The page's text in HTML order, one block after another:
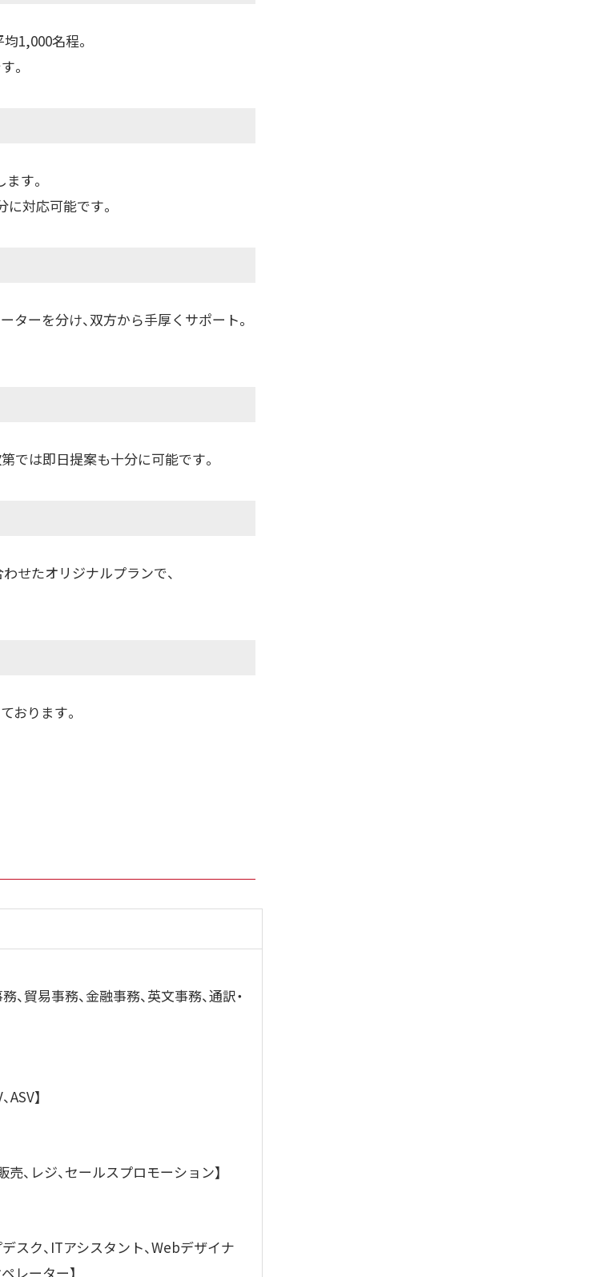
1,000名程。
。
す。
に対応可能です。
ーを分け、双方から手厚くサポート。
では即日提案も十分に可能です。
せたオリジナルプランで、
おります。
、貿易事務、金融事務、英文事務、通訳・
ASV】
売、レジ、セールスプロモーション】
デスク、ITアシスタント、Webデザイナ
レーター】